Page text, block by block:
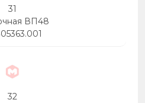
31
ВП48
32